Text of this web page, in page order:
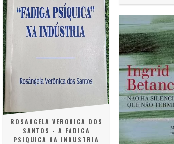
ROSANGELA VERONICA DOS
SANTOS - A FADIGA
PSIQUICA NA INDUSTRIA